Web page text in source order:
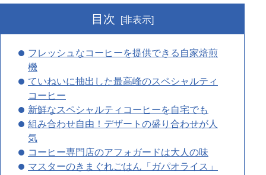
目次 [非表示]
フレッシュなコーヒーを提供できる自家焙煎
機
ていねいに抽出した最高峰のスペシャルティ
コーヒー
新鮮なスペシャルティコーヒーを自宅でも
組み合わせ自由！デザートの盛り合わせが人
気
コーヒー専門店のアフォガードは大人の味
マスターのきまぐれごはん「ガパオライス」